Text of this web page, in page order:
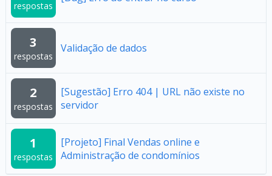
respostas
3
respostas
Validação de dados
2
respostas
[Sugestão] Erro 404 | URL não existe no
servidor
1
respostas
[Projeto] Final Vendas online e
Administração de condomínios